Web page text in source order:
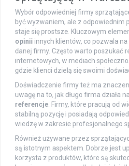
Wybór odpowiedniej firmy
być wyzwaniem, ale z odpowiednim
staje się prostsze. Kluczowym
opinii innych klientów, co pozwala na
danej firmy. Często warto poszukać
internetowych, w mediach
gdzie klienci dzielą się swoimi
Doświadczenie firmy też ma
uwagę na to, jak długo firma działa
referencje . Firmy, które pracują od
stabilną pozycję i posiadają
wiedzę w zakresie profesjonalnego
Również używane przez
są istotnym aspektem. Dobrze jest
korzysta z produktów, które są